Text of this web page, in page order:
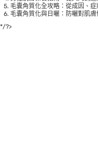
毛囊角質化全攻略：從成因、
毛囊角質化與日曬：防曬對肌
*/?>